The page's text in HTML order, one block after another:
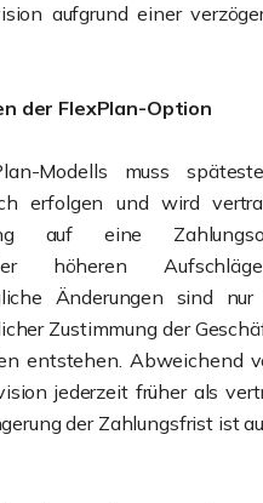
aufgrund einer
der FlexPlan-Option
Modells muss
erfolgen und wird
auf eine
höheren
Änderungen sind
Zustimmung der
entstehen. Abweichend
jederzeit früher als
der Zahlungsfrist ist